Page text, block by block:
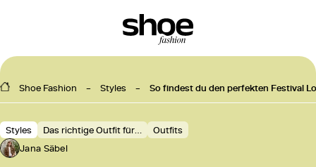
Shoe Fashion Styles So findest du den perfekten Festival
Styles Das richtige Outfit für…
Outfits
Jana Säbel